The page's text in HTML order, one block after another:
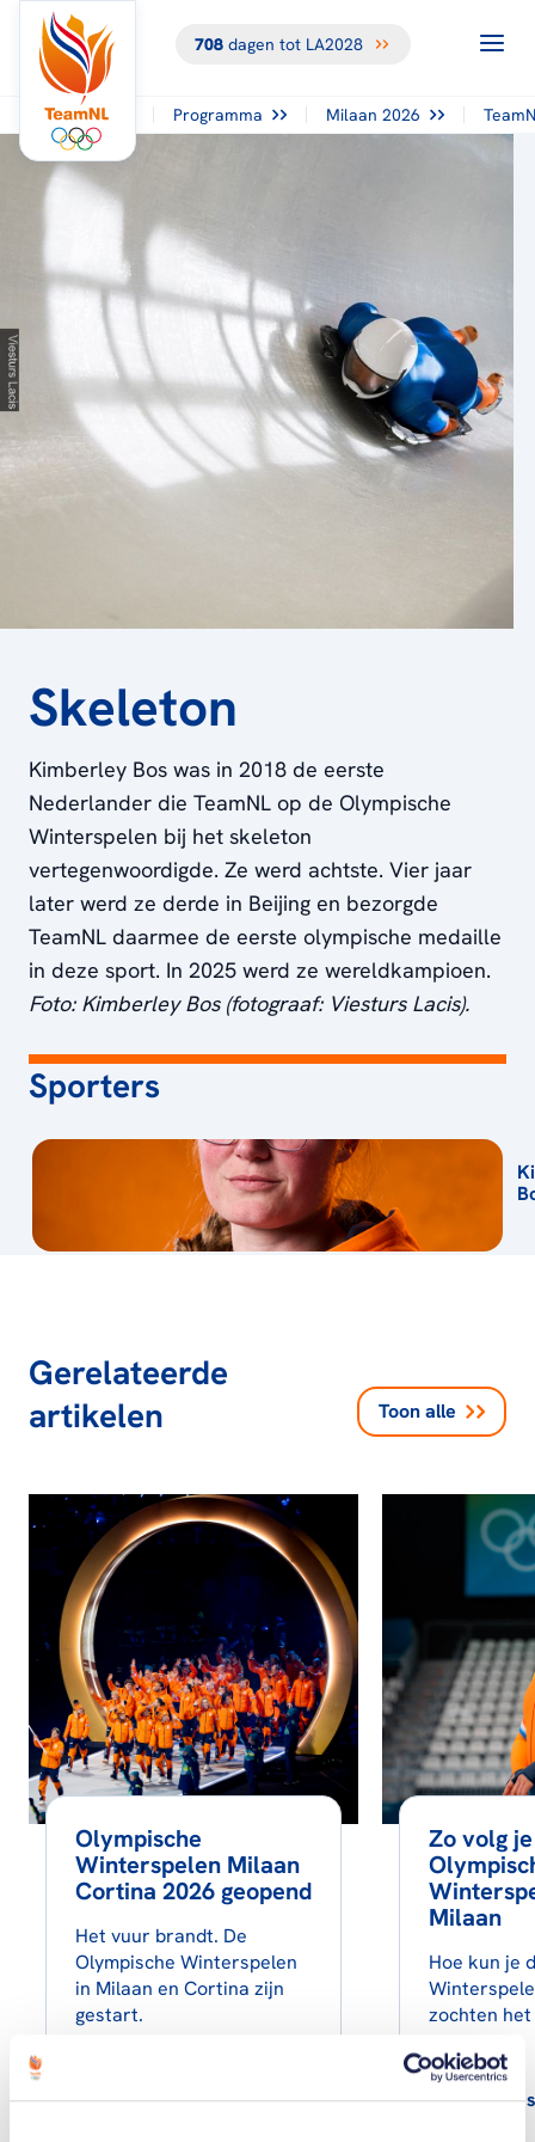
708dagen tot LA2028
Programma Milaan 2026
Skeleton
Kimberley Bos was in 2018 de eerste
Nederlander die TeamNL op de Olympische
Winterspelen bij het skeleton
vertegenwoordigde. Ze werd achtste. Vier jaar
later werd ze derde in Beijing en bezorgde
TeamNL daarmee de eerste olympische medaille
in deze sport. In 2025 werd ze wereldkampioen.
Foto: Kimberley Bos (fotograaf: Viesturs Lacis).
TERUG NAAR
OVERZICHT
Sporters
Gerelateerde
artikelen
Toon alle
Olympische
Winterspelen Milaan
Cortina 2026 geopend
Het vuur brandt. De
Olympische Winterspelen
in Milaan en Cortina zijn
gestart.
Lees artikel
Zo volg
Milaan
Hoe kun je
zochten